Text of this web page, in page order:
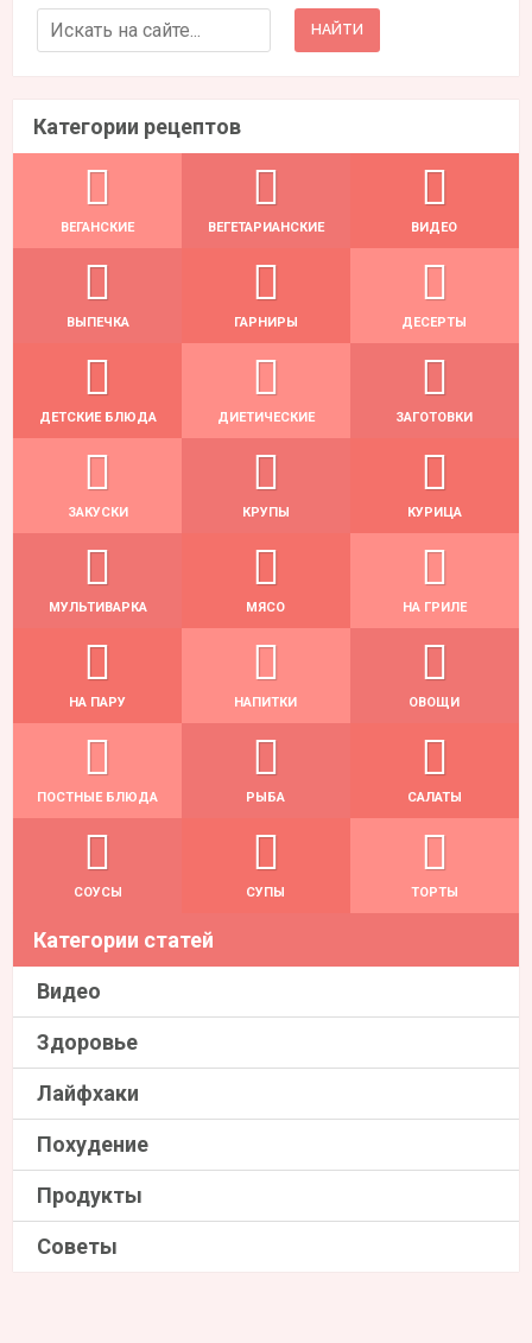
Search for:
Категории рецептов
ВЕГАНСКИЕ ВЕГЕТАРИАНСКИЕ ВИДЕО
ВЫПЕЧКА ГАРНИРЫ ДЕСЕРТЫ
ДЕТСКИЕ БЛЮДА ДИЕТИЧЕСКИЕ ЗАГОТОВКИ
ЗАКУСКИ КРУПЫ КУРИЦА
МУЛЬТИВАРКА МЯСО НА ГРИЛЕ
НА ПАРУ НАПИТКИ ОВОЩИ
ПОСТНЫЕ БЛЮДА РЫБА САЛАТЫ
СОУСЫ СУПЫ ТОРТЫ
Категории статей
Видео
Здоровье
Лайфхаки
Похудение
Продукты
Советы